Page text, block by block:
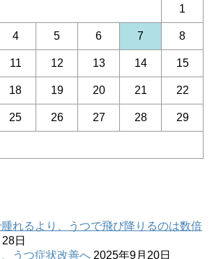
1
4 5 6 7 8
11 12 13 14 15
18 19 20 21 22
25 26 27 28 29
れるより、うつで飛び降りるのは数倍
日
うつ症状改善へ 2025年9月20日